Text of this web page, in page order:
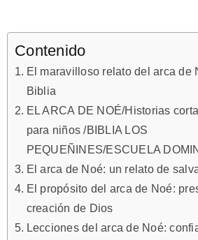
Contenido
El maravilloso relato del arca de
Biblia
EL ARCA DE NOÉ/Historias
para niños /BIBLIA LOS
PEQUEÑINES/ESCUELA
El arca de Noé: un relato de
El propósito del arca de Noé:
creación de Dios
Lecciones del arca de Noé: